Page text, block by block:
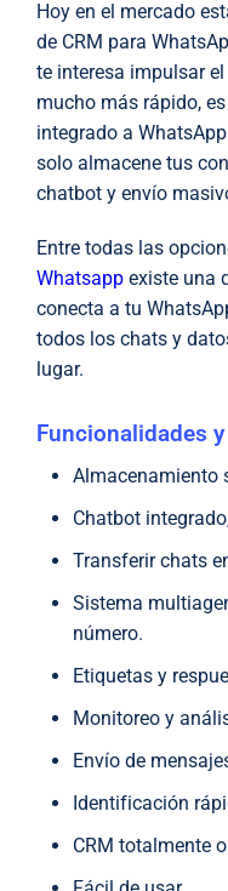
Hoy en el mercado
de CRM para
te interesa impulsar
mucho más rápido,
integrado a
solo almacene tus
chatbot y envío
Entre todas las
Whatsapp existe una
conecta a tu
todos los chats y
lugar.
Funcionalidades
Almacenamiento
Chatbot
Transferir chats
Sistema
número.
Etiquetas y
Monitoreo y
Envío de
Identificación
CRM totalmente